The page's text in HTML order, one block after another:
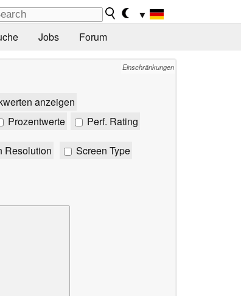
▼
Jobs Forum
Einschränkungen
anzeigen
Prozentwerte Perf. Rating
Resolution
Screen Type